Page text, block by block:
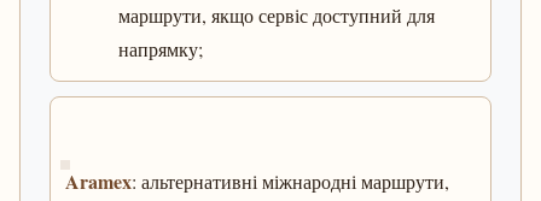
маршрути, якщо сервіс доступний для
напрямку;
Aramex: альтернативні міжнародні маршрути,